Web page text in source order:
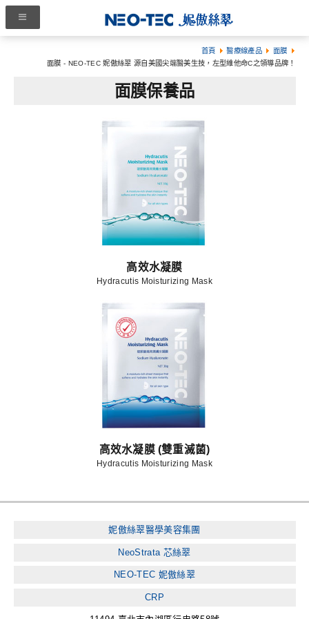
首頁 醫療線產品
面膜
面膜 - NEO-TEC 妮傲絲翠 源自美國尖端醫美生技，左型維他命C之領導品牌！
面膜保養品
高效水凝膜
Hydracutis Moisturizing Mask
高效水凝膜 (雙重滅菌)
Hydracutis Moisturizing Mask
妮傲絲翠醫學美容集團
NeoStrata 芯絲翠
NEO-TEC 妮傲絲翠
CRP